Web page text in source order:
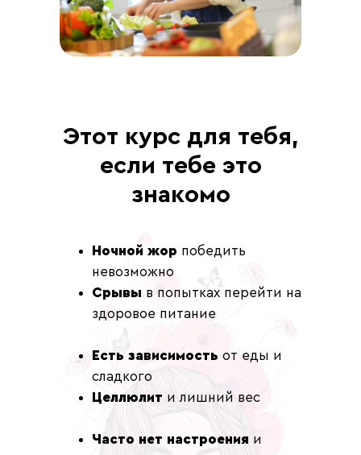
Этот курс для тебя,
если тебе это
знакомо
Ночной жор победить
невозможно
Срывы в попытках перейти на
здоровое питание
Есть зависимость от еды и
сладкого
Целлюлит и лишний вес
Часто нет настроения и